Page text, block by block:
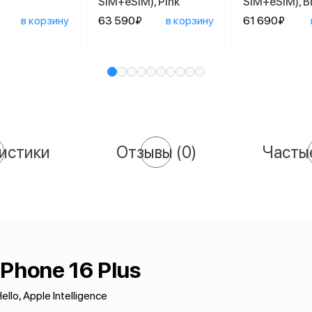
в корзину
63 590₽
в корзину
61 690₽
Отзывы (0)
16 Plus
Apple Intelligence